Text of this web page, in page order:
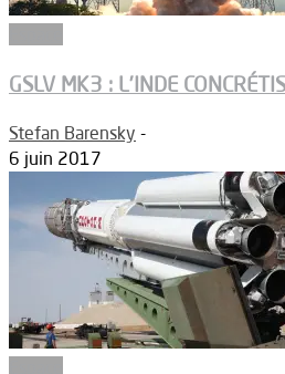
GSLV MK3 : L’INDE
Stefan Barensky -
6 juin 2017